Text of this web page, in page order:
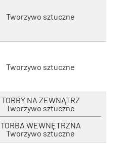
Tworzywo sztuczne
Tworzywo sztuczne
TORBY NA ZEWNĄTRZ
Tworzywo sztuczne
TORBA WEWNĘTRZNA
Tworzywo sztuczne